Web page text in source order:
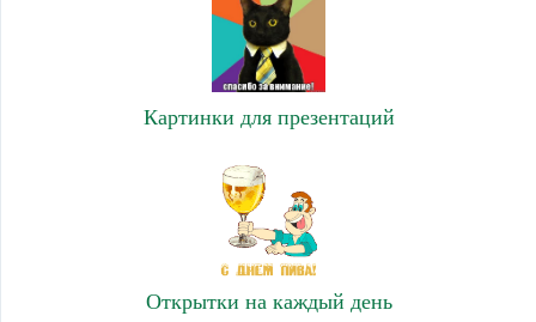
Картинки для презентаций
Открытки на каждый день